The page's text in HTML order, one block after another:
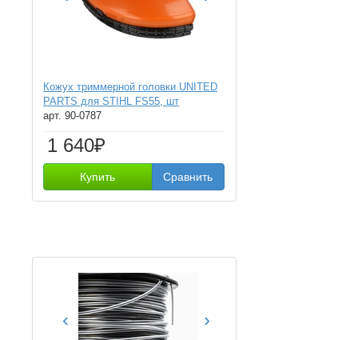
Кожух триммерной головки UNITED
PARTS для STIHL FS55, шт
арт. 90-0787
1 640₽
Купить Сравнить
‹ ›